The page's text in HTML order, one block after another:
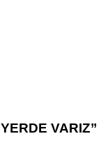
VARIZ”